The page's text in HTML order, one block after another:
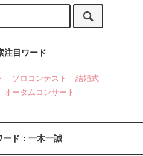
注目ワード
ソロコンテスト
結婚式
オータムコンサート
ード：一木一誠